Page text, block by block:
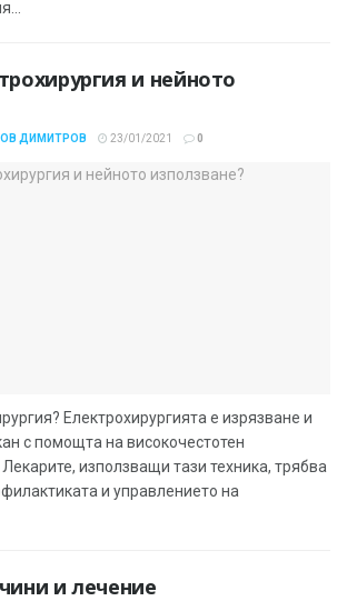
и нейното
ДИМИТРОВ 23/01/2021 0
Електрохирургията е изрязване и
с помощта на високочестотен
използващи тази техника, трябва
и управлението на
и лечение